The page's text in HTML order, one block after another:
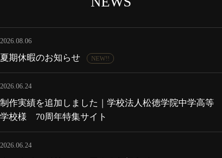
2026.08.06
夏期休暇のお知らせ NEW!!
2026.06.24
制作実績を追加しました｜学校法人松徳学院中学高等
学校様 70周年特集サイト
2026.06.24